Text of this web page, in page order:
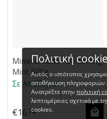
Mineral Salts Refreshing
Mint 500g
Σε Απόθεμα
€16 74
Πολιτική
Αυτός ο ιστότοπος
αποθήκευση πληροφοριών
Ανατρέξτε στην πολιτική
λεπτομέρειες σχετικά με
cookies.